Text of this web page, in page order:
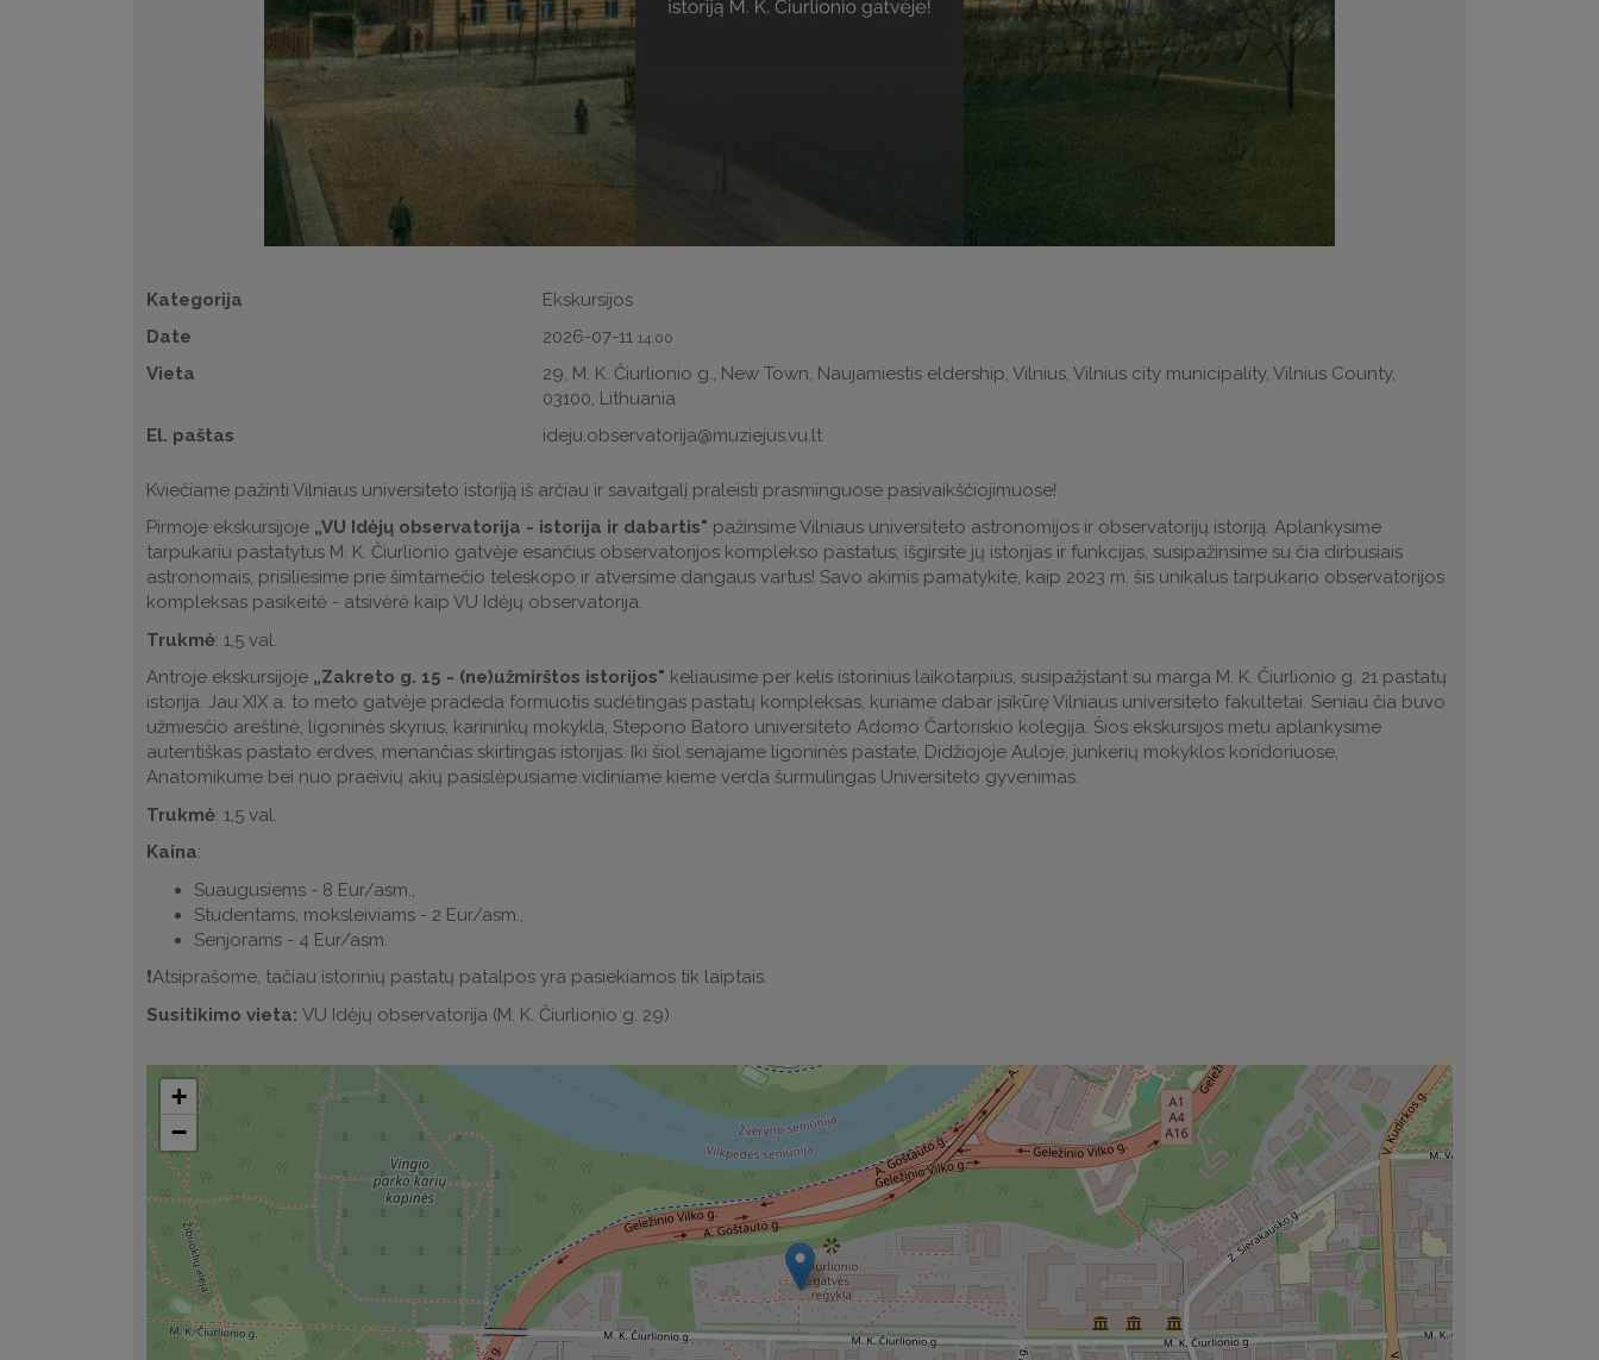
Kategorija
Ekskursijos
Date
2026-07-11 14:00
Vieta
29, M. K. Čiurlionio g., New Town, Naujamiestis eldership, Vilnius, Vilnius city municipality, Vilnius County,
03100, Lithuania
El. paštas
ideju.observatorija@muziejus.vu.lt
Kviečiame pažinti Vilniaus universiteto istoriją iš arčiau ir savaitgalį praleisti prasminguose pasivaikščiojimuose!
Pirmoje ekskursijoje „VU Idėjų observatorija - istorija ir dabartis" pažinsime Vilniaus universiteto astronomijos ir observatorijų istoriją. Aplankysime
tarpukariu pastatytus M. K. Čiurlionio gatvėje esančius observatorijos komplekso pastatus, išgirsite jų istorijas ir funkcijas, susipažinsime su čia dirbusiais
astronomais, prisiliesime prie šimtamečio teleskopo ir atversime dangaus vartus! Savo akimis pamatykite, kaip 2023 m. šis unikalus tarpukario observatorijos
kompleksas pasikeitė - atsivėrė kaip VU Idėjų observatorija.
Trukmė: 1,5 val.
Antroje ekskursijoje „Zakreto g. 15 - (ne)užmirštos istorijos" keliausime per kelis istorinius laikotarpius, susipažįstant su marga M. K. Čiurlionio g. 21 pastatų
istorija. Jau XIX a. to meto gatvėje pradeda formuotis sudėtingas pastatų kompleksas, kuriame dabar įsikūrę Vilniaus universiteto fakultetai. Seniau čia buvo
užmiesčio areštinė, ligoninės skyrius, karininkų mokykla, Stepono Batoro universiteto Adomo Čartoriskio kolegija. Šios ekskursijos metu aplankysime
autentiškas pastato erdves, menančias skirtingas istorijas. Iki šiol senajame ligoninės pastate, Didžiojoje Auloje, junkerių mokyklos koridoriuose,
Anatomikume bei nuo praeivių akių pasislėpusiame vidiniame kieme verda šurmulingas Universiteto gyvenimas.
Trukmė: 1,5 val.
Kaina:
Suaugusiems - 8 Eur/asm.,
Studentams, moksleiviams - 2 Eur/asm.,
Senjorams - 4 Eur/asm.
❗️Atsiprašome, tačiau istorinių pastatų patalpos yra pasiekiamos tik laiptais.
Susitikimo vieta: VU Idėjų observatorija (M. K. Čiurlionio g. 29)
+
−